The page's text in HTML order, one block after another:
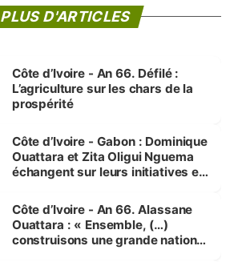
PLUS D'ARTICLES
Côte d’Ivoire - An 66. Défilé :
L’agriculture sur les chars de la
prospérité
Côte d’Ivoire - Gabon : Dominique
Ouattara et Zita Oligui Nguema
échangent sur leurs initiatives en
enfants
Côte d’Ivoire - An 66. Alassane
Ouattara : « Ensemble, (…)
construisons une grande nation